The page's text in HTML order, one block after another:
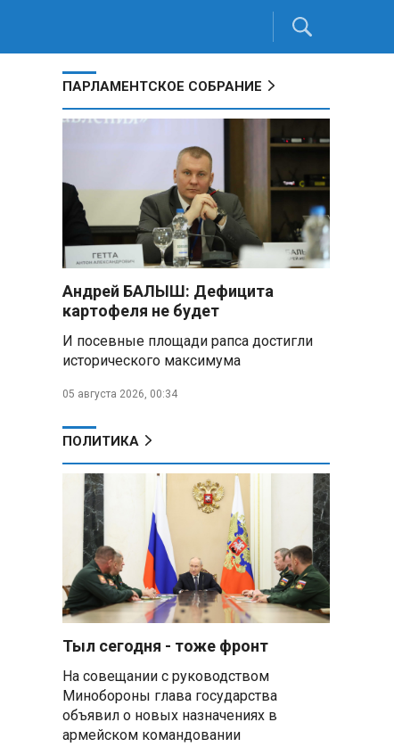
ПАРЛАМЕНТСКОЕ СОБРАНИЕ
Андрей БАЛЫШ: Дефицита
картофеля не будет
И посевные площади рапса достигли
исторического максимума
05 августа 2026, 00:34
ПОЛИТИКА
Тыл сегодня - тоже фронт
На совещании с руководством
Минобороны глава государства
объявил о новых назначениях в
армейском командовании